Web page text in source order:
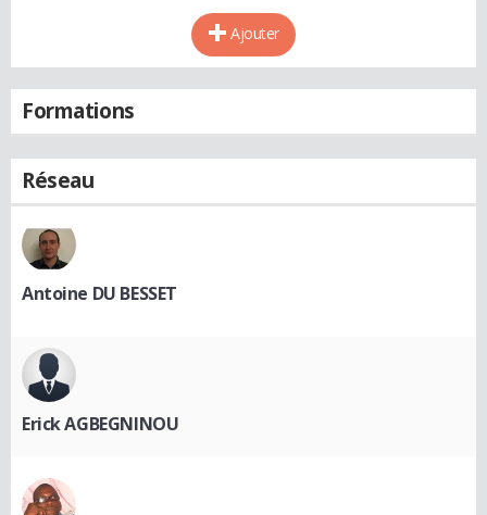
Ajouter
Formations
Réseau
Antoine DU BESSET
Erick AGBEGNINOU